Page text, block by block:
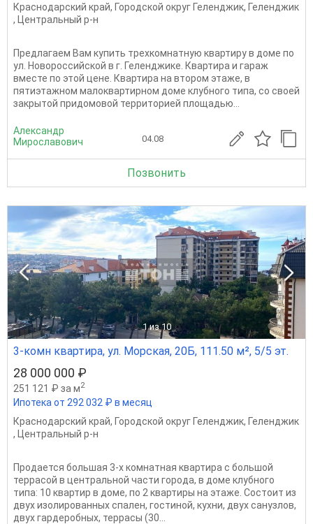
Краснодарский край, Городской округ Геленджик, Геленджик
,
Центральный р-н
Предлагаем Вам купить трехкомнатную квартиру в доме по
ул. Новороссийской в г. Геленджике. Квартира и гараж
вместе по этой цене. Квартира на втором этаже, в
пятиэтажном малоквартирном доме клубного типа, со своей
закрытой придомовой территорией площадью...
Александр
Мирославович
04.08
Позвонить
1 из 10
3-комн квартира, ул. Морская, 20Б, 111.50 м², 5/5 эт.
28 000 000 ₽
251 121 ₽ за м2
Ипотека от 292 032 ₽ в месяц
Краснодарский край, Городской округ Геленджик, Геленджик
, Центральный р-н
Продается большая 3-х комнатная квартира с большой
террасой в центральной части города, в доме клубного
типа: 10 квартир в доме, по 2 квартиры на этаже. Состоит из
двух изолированных спален, гостиной, кухни, двух санузлов,
двух гардеробных, террасы (30...